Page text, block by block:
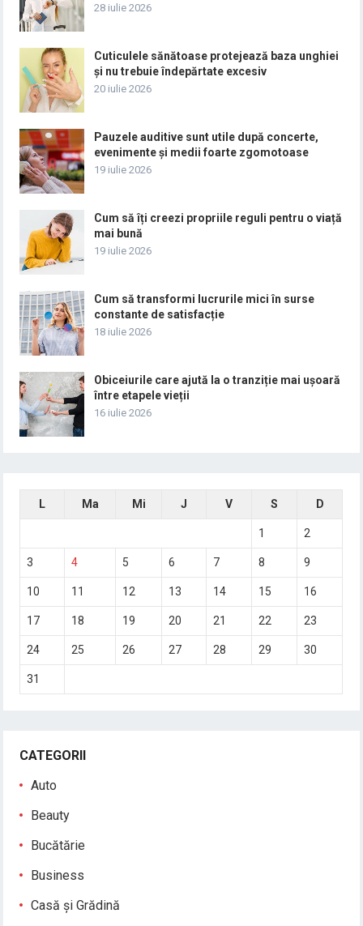
28 iulie 2026
Cuticulele sănătoase protejează baza unghiei
și nu trebuie îndepărtate excesiv
20 iulie 2026
Pauzele auditive sunt utile după concerte,
evenimente și medii foarte zgomotoase
19 iulie 2026
Cum să îți creezi propriile reguli pentru o viață
mai bună
19 iulie 2026
Cum să transformi lucrurile mici în surse
constante de satisfacție
18 iulie 2026
Obiceiurile care ajută la o tranziție mai ușoară
între etapele vieții
16 iulie 2026
L Ma Mi J V S D
1 2
3 4 5 6 7 8 9
10 11 12 13 14 15 16
17 18 19 20 21 22 23
24 25 26 27 28 29 30
31
CATEGORII
Auto
Beauty
Bucătărie
Business
Casă și Grădină